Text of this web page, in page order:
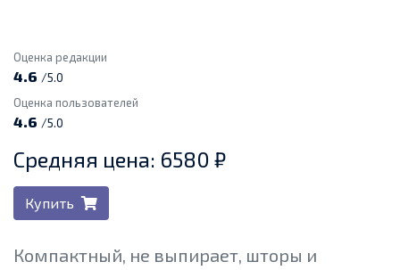
Оценка редакции
4.6 /5.0
Оценка пользователей
4.6 /5.0
Средняя цена: 6580 ₽
Купить
Компактный, не выпирает, шторы и